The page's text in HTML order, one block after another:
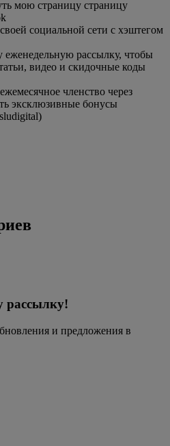
мою страницу страницу
социальной сети с хэштегом
рассылку, чтобы
видео и скидочные коды
членство через
эксклюзивные бонусы
рассылку!
и предложения в